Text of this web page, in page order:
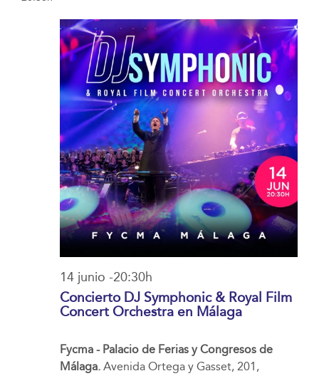
14/06/2026
y
vistas
de
Eventos
de
la
fecha.
Concierto DJ Symphonic & Royal Film
Concert Orchestra en Málaga
14 junio -20:30h
Fycma - Palacio de Ferias y Congresos de
Málaga. Avenida Ortega y Gasset, 201,